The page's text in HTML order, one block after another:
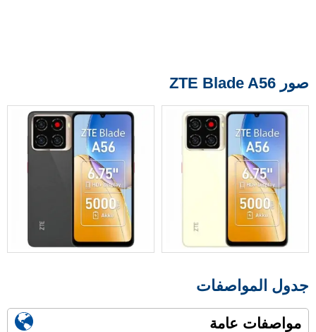
صور ZTE Blade A56
جدول المواصفات
مواصفات عامة